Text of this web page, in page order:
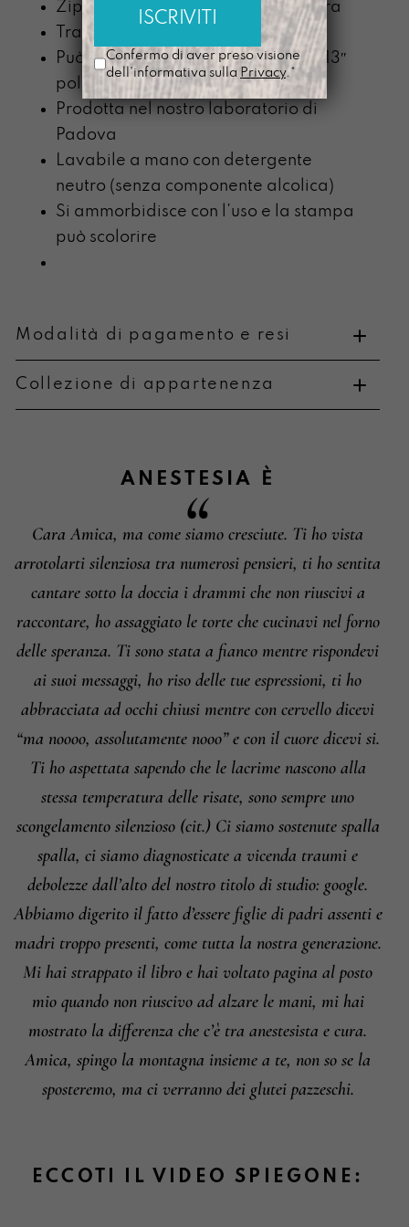
Zip nera montata in testa di chiusura
Tracolle nere regolabili alte 3cm
Può contenere un tablet o pc fino a 13″
pollici
Prodotta nel nostro laboratorio di
Padova
Lavabile a mano con detergente
neutro (senza componente alcolica)
Si ammorbidisce con l’uso e la stampa
può scolorire
Modalità di pagamento e resi
Informazioni su cambi e resi
Collezione di appartenenza
ANESTESIA È
Cara Amica, ma come siamo cresciute. Ti ho vista
arrotolarti silenziosa tra numerosi pensieri, ti ho sentita
cantare sotto la doccia i drammi che non riuscivi a
raccontare, ho assaggiato le torte che cucinavi nel forno
delle speranza. Ti sono stata a fianco mentre rispondevi
ai suoi messaggi, ho riso delle tue espressioni, ti ho
abbracciata ad occhi chiusi mentre con cervello dicevi
“ma noooo, assolutamente nooo” e con il cuore dicevi si.
Ti ho aspettata sapendo che le lacrime nascono alla
stessa temperatura delle risate, sono sempre uno
scongelamento silenzioso (cit.) Ci siamo sostenute spalla
spalla, ci siamo diagnosticate a vicenda traumi e
debolezze dall’alto del nostro titolo di studio: google.
Abbiamo digerito il fatto d’essere figlie di padri assenti e
madri troppo presenti, come tutta la nostra generazione.
Mi hai strappato il libro e hai voltato pagina al posto
mio quando non riuscivo ad alzare le mani, mi hai
mostrato la differenza che c’è tra anestesista e cura.
Amica, spingo la montagna insieme a te, non so se la
sposteremo, ma ci verranno dei glutei pazzeschi.
ECCOTI IL VIDEO SPIEGONE:
Confermo di aver preso visione
dell'informativa sulla Privacy.*